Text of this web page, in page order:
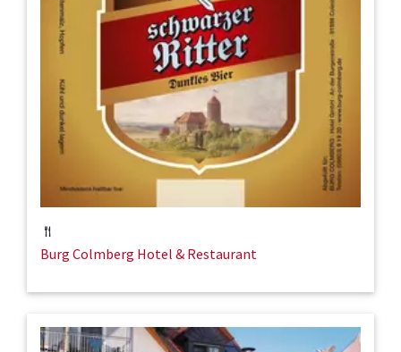
Burg Colmberg Hotel & Restaurant